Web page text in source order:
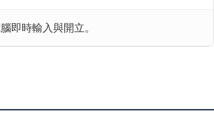
即時輸入與開立。